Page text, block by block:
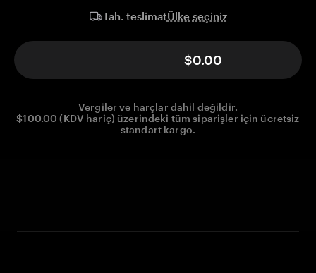
Tah. teslimatÜlke seçiniz
$0.00
Vergiler ve harçlar dahil değildir.
$100.00 (KDV hariç) üzerindeki tüm siparişler için ücretsiz
standart kargo.